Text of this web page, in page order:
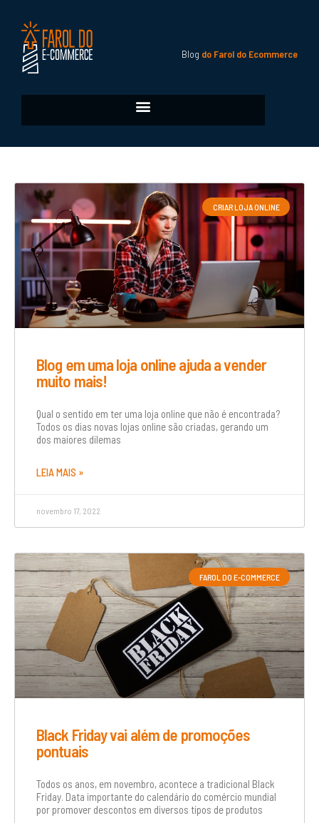
Blog do Farol do Ecommerce
CRIAR LOJA ONLINE
Blog em uma loja online ajuda a vender
muito mais!
Qual o sentido em ter uma loja online que não é encontrada?
Todos os dias novas lojas online são criadas, gerando um
dos maiores dilemas
LEIA MAIS »
novembro 17, 2022
FAROL DO E-COMMERCE
Black Friday vai além de promoções
pontuais
Todos os anos, em novembro, acontece a tradicional Black
Friday. Data importante do calendário do comércio mundial
por promover descontos em diversos tipos de produtos